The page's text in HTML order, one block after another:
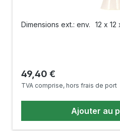
Dimensions ext.: env. 12 x 12
Prix régulier :
49,40 €
TVA comprise, hors frais de port
Ajouter au